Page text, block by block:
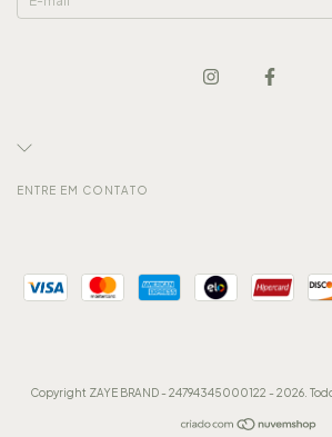
ENTRE EM CONTATO
Copyright ZAYE BRAND - 24794345000122 - 2026.